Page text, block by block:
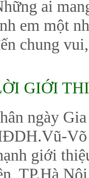
ai
em một
chung
GIỚI
ngày Gia
Võ
giới
TP.Hà